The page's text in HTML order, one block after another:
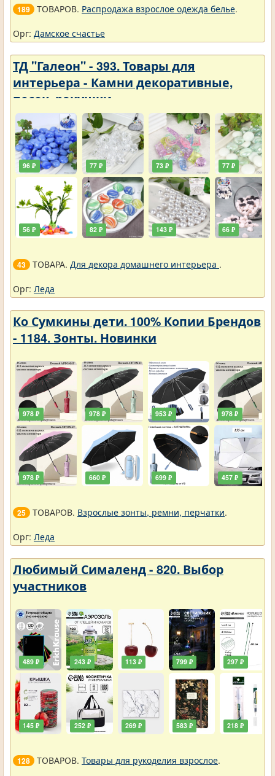
189 ТОВАРОВ. Распродажа взрослое одежда белье.
Орг: Дамское счастье
ТД "Галеон" - 393. Товары для
интерьера - Камни декоративные,
песок, ракушки
96 ₽
56 ₽
77 ₽
82 ₽
73 ₽
143 ₽
77 ₽
66 ₽
43 ТОВАРА. Для декора домашнего интерьера .
Орг: Леда
Ко Сумкины дети. 100% Копии Брендов
- 1184. Зонты. Новинки
978 ₽
978 ₽
978 ₽
660 ₽
953 ₽
699 ₽
978 ₽
457 ₽
25 ТОВАРОВ. Взрослые зонты, ремни, перчатки.
Орг: Леда
Любимый Сималенд - 820. Выбор
участников
489 ₽
145 ₽
243 ₽
252 ₽
113 ₽
269 ₽
799 ₽
583 ₽
297 ₽
218 ₽
128 ТОВАРОВ. Товары для рукоделия взрослое.